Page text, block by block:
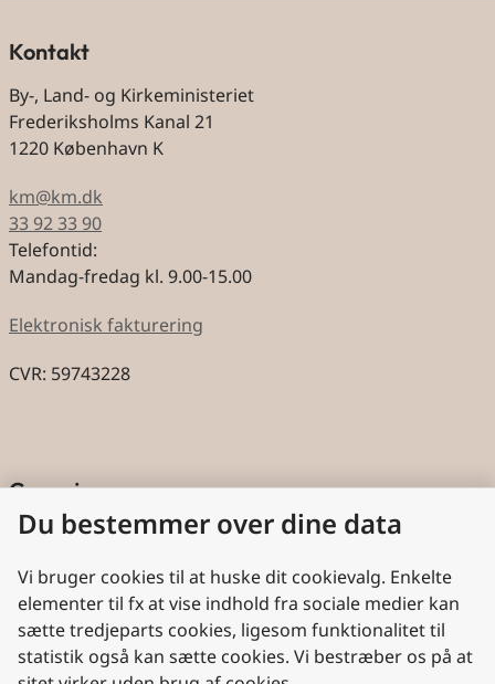
Kontakt
By-, Land- og Kirkeministeriet
Frederiksholms Kanal 21
1220 København K
km@km.dk
33 92 33 90
Telefontid:
Mandag-fredag kl. 9.00-15.00
Elektronisk fakturering
CVR: 59743228
Genveje
Cookies
Aktindsigt
Persondatabeskyttelse
Nyttige links
Du bestemmer over dine data
Vi bruger cookies til at huske dit cookievalg. Enkelte
elementer til fx at vise indhold fra sociale medier kan
sætte tredjeparts cookies, ligesom funktionalitet til
statistik også kan sætte cookies. Vi bestræber os på at